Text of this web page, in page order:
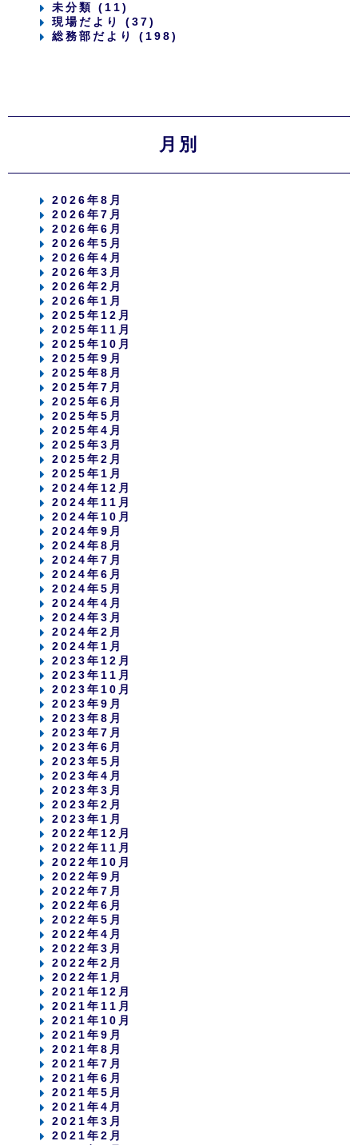
未分類 (11)
現場だより (37)
総務部だより (198)
月別
2026年8月
2026年7月
2026年6月
2026年5月
2026年4月
2026年3月
2026年2月
2026年1月
2025年12月
2025年11月
2025年10月
2025年9月
2025年8月
2025年7月
2025年6月
2025年5月
2025年4月
2025年3月
2025年2月
2025年1月
2024年12月
2024年11月
2024年10月
2024年9月
2024年8月
2024年7月
2024年6月
2024年5月
2024年4月
2024年3月
2024年2月
2024年1月
2023年12月
2023年11月
2023年10月
2023年9月
2023年8月
2023年7月
2023年6月
2023年5月
2023年4月
2023年3月
2023年2月
2023年1月
2022年12月
2022年11月
2022年10月
2022年9月
2022年7月
2022年6月
2022年5月
2022年4月
2022年3月
2022年2月
2022年1月
2021年12月
2021年11月
2021年10月
2021年9月
2021年8月
2021年7月
2021年6月
2021年5月
2021年4月
2021年3月
2021年2月